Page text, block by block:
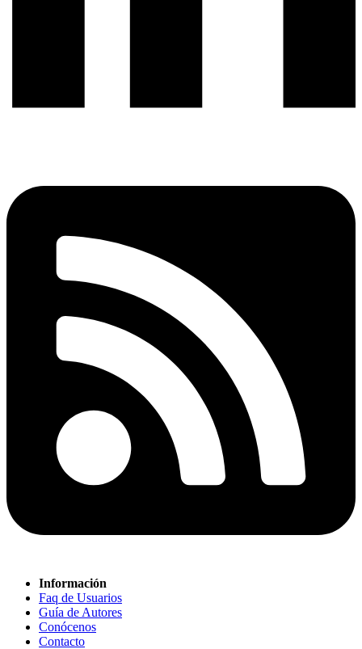
Información
Faq de Usuarios
Guía de Autores
Conócenos
Contacto